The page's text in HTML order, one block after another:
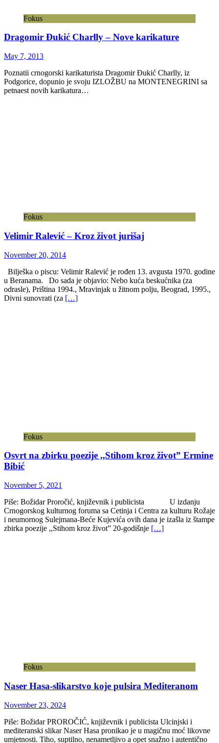
Fokus
Dragomir Đukić Charlly – Nove karikature
May 7, 2013
Poznatii crnogorski karikaturista Dragomir Đukić Charlly, iz
Podgorice, dopunio je svoju IZLOŽBU na MONTENEGRINI sa
petnaest novih karikatura…
Fokus
Velimir Ralević – Kroz život jurišaj
November 20, 2014
Bilješka o piscu: Velimir Ralević je rođen 13. avgusta 1970. godine
u Beranama. Do sada je objavio: Nebo kuća beskućnika (za
odrasle), Priština 1994., Mravinjak u žitnom polju, Beograd, 1995.,
Divni sunovrati (za […]
Fokus
Osvrt na zbirku poezije ,,Stihom kroz život” Ermine
Bibić
November 5, 2021
Piše: Božidar Proročić, književnik i publicista U izdanju
Crnogorskog kulturnog foruma sa Cetinja i Centra za kulturu Rožaje
i neumornog Sulejmana-Beće Kujevića ovih dana je izašla iz štampe
zbirka poezije ,,Stihom kroz život” 20-godišnje […]
Fokus
Naser Hasa-slikarstvo koje pulsira Mediteranom
November 23, 2024
Piše: Božidar PROROČIĆ, književnik i publicista Ulcinjski i
mediteranski slikar Naser Hasa pronikao je u magičnu moć likovne
umjetnosti. Tiho, suptilno, nenametljivo a opet snažno i autentično